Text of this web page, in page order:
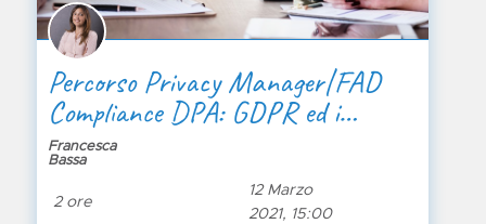
Percorso Privacy Manager|FAD
Compliance DPA: GDPR ed i
responsabili esterni nel settore del
marketing, differenze e garanzie
Francesca
Bassa
2 ore
12 Marzo
2021, 15:00